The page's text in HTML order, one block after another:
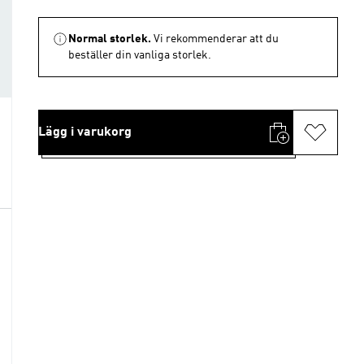
Normal storlek. Vi rekommenderar att du
beställer din vanliga storlek.
Lägg i varukorg